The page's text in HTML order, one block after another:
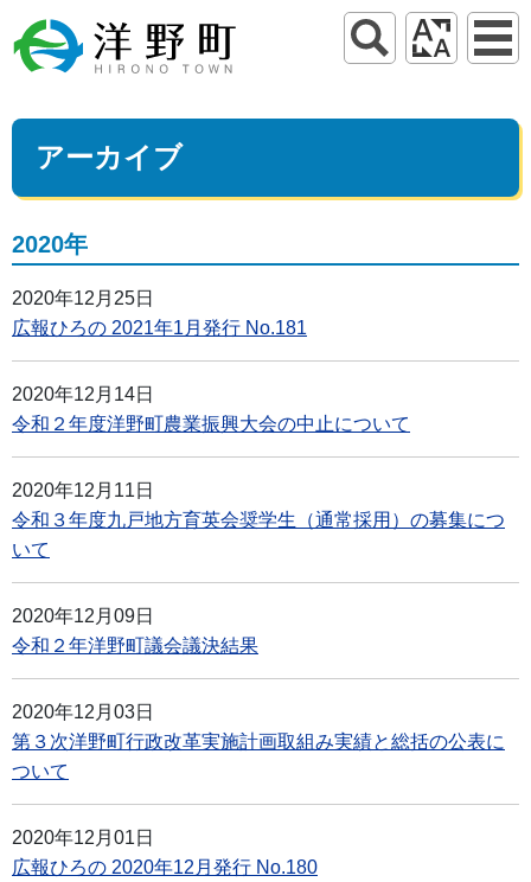
アーカイブ
2020年
2020年12月25日
広報ひろの 2021年1月発行 No.181
2020年12月14日
令和２年度洋野町農業振興大会の中止について
2020年12月11日
令和３年度九戸地方育英会奨学生（通常採用）の募集につ
いて
2020年12月09日
令和２年洋野町議会議決結果
2020年12月03日
第３次洋野町行政改革実施計画取組み実績と総括の公表に
ついて
2020年12月01日
広報ひろの 2020年12月発行 No.180